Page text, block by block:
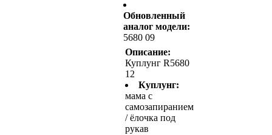
Обновленный
аналог модели:
5680 09
Описание:
Куплунг R5680
12
Куплунг:
мама с
самозапиранием
/ ёлочка под
рукав